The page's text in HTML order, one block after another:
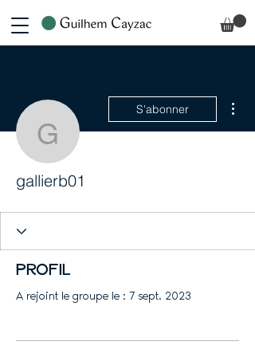
gallierb01
S'abonner
gallierb01
Profil
A rejoint le groupe le : 7 sept. 2023